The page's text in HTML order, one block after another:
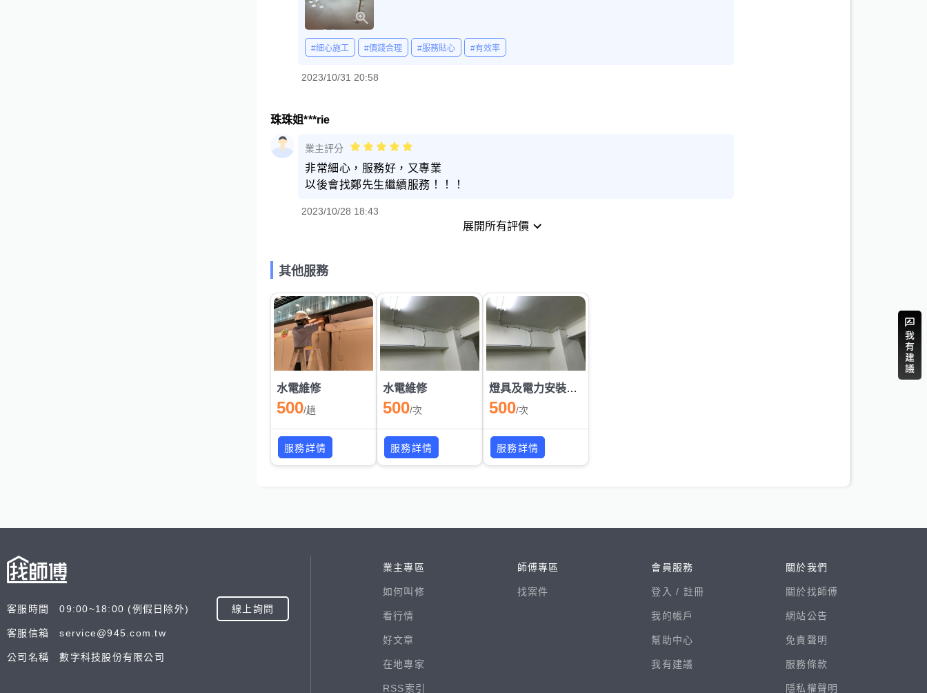
#細心施工 #價錢合理 #服務貼心 #有效率
2023/10/31 20:58
珠珠姐***rie
業主評分
非常細心，服務好，又專業
以後會找鄭先生繼續服務！！！
2023/10/28 18:43
展開所有評價
其他服務
水電維修
500/趟
服務詳情
水電維修
500/次
服務詳情
燈具及電力安裝維修
500/次
服務詳情
客服時間 09:00~18:00 (例假日除外) 線上詢問
客服信箱 service@945.com.tw
公司名稱 數字科技股份有限公司
業主專區
如何叫修
看行情
好文章
在地專家
RSS索引
師傅專區
找案件
會員服務
登入 / 註冊
我的帳戶
幫助中心
我有建議
關於我們
關於找師傅
網站公告
免責聲明
服務條款
隱私權聲明